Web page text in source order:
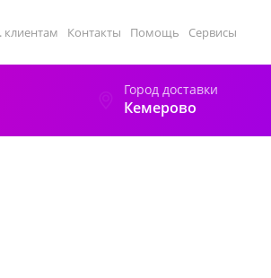
клиентам Контакты Помощь Сервисы
Город доставки
Кемерово